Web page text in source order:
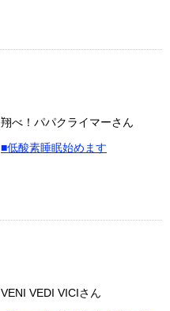
翔べ！パパクライマーさん
■低酸素睡眠始めます
VENI VEDI VICIさん